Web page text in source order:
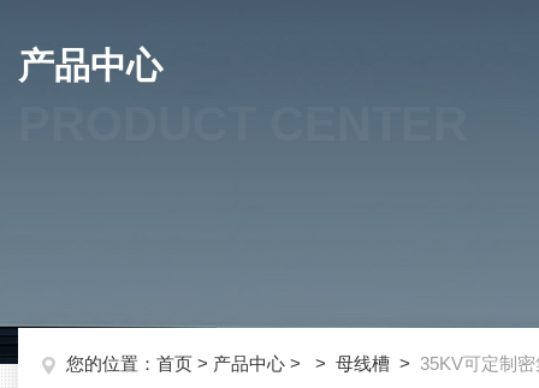
产品中心
您的位置： 首页 > 产品中心 > > 母线槽 > 35KV可定制